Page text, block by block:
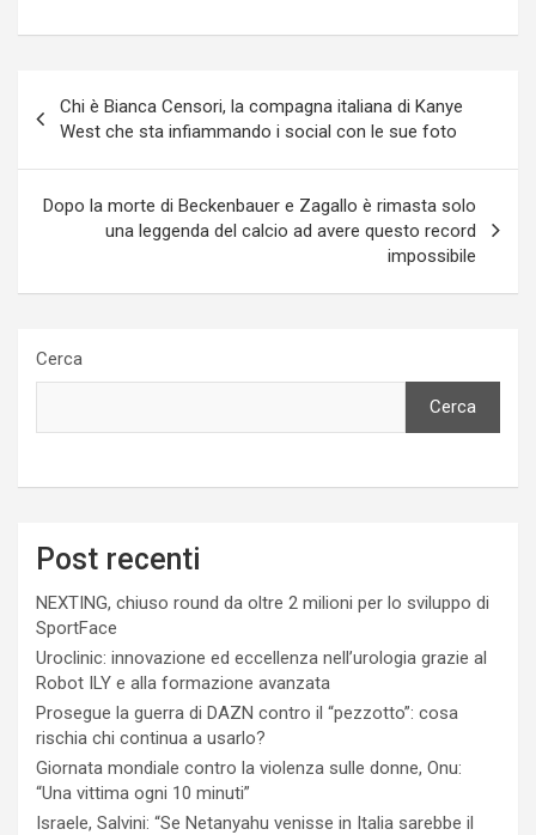
articoli
Chi è Bianca Censori, la compagna italiana di Kanye
West che sta infiammando i social con le sue foto
Dopo la morte di Beckenbauer e Zagallo è rimasta solo
una leggenda del calcio ad avere questo record
impossibile
Cerca
Cerca
Post recenti
NEXTING, chiuso round da oltre 2 milioni per lo sviluppo di
SportFace
Uroclinic: innovazione ed eccellenza nell’urologia grazie al
Robot ILY e alla formazione avanzata
Prosegue la guerra di DAZN contro il “pezzotto”: cosa
rischia chi continua a usarlo?
Giornata mondiale contro la violenza sulle donne, Onu:
“Una vittima ogni 10 minuti”
Israele, Salvini: “Se Netanyahu venisse in Italia sarebbe il